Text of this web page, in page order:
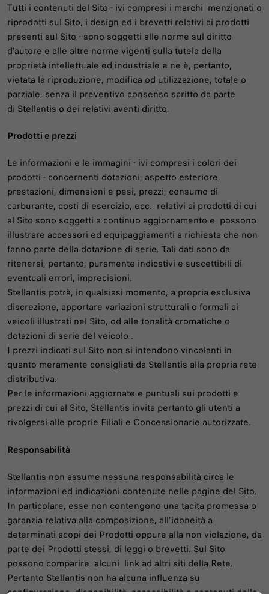
Tutti i contenuti del Sito - ivi compresi i marchi menzionati o
riprodotti sul Sito, i design ed i brevetti relativi ai prodotti
presenti sul Sito - sono soggetti alle norme sul diritto
d’autore e alle altre norme vigenti sulla tutela della
proprietà intellettuale ed industriale e ne è, pertanto,
vietata la riproduzione, modifica od utilizzazione, totale o
parziale, senza il preventivo consenso scritto da parte
di Stellantis o dei relativi aventi diritto.
Prodotti e prezzi
Le informazioni e le immagini - ivi compresi i colori dei
prodotti - concernenti dotazioni, aspetto esteriore,
prestazioni, dimensioni e pesi, prezzi, consumo di
carburante, costi di esercizio, ecc. relativi ai prodotti di cui
al Sito sono soggetti a continuo aggiornamento e possono
illustrare accessori ed equipaggiamenti a richiesta che non
fanno parte della dotazione di serie. Tali dati sono da
ritenersi, pertanto, puramente indicativi e suscettibili di
eventuali errori, imprecisioni.
Stellantis potrà, in qualsiasi momento, a propria esclusiva
discrezione, apportare variazioni strutturali o formali ai
veicoli illustrati nel Sito, od alle tonalità cromatiche o
dotazioni di serie del veicolo .
I prezzi indicati sul Sito non si intendono vincolanti in
quanto meramente consigliati da Stellantis alla propria rete
distributiva.
Per le informazioni aggiornate e puntuali sui prodotti e
prezzi di cui al Sito, Stellantis invita pertanto gli utenti a
rivolgersi alle proprie Filiali e Concessionarie autorizzate.
Responsabilità
Stellantis non assume nessuna responsabilità circa le
informazioni ed indicazioni contenute nelle pagine del Sito.
In particolare, esse non contengono una tacita promessa o
garanzia relativa alla composizione, all’idoneità a
determinati scopi dei Prodotti oppure alla non violazione, da
parte dei Prodotti stessi, di leggi o brevetti. Sul Sito
possono comparire alcuni link ad altri siti della Rete.
Pertanto Stellantis non ha alcuna influenza su